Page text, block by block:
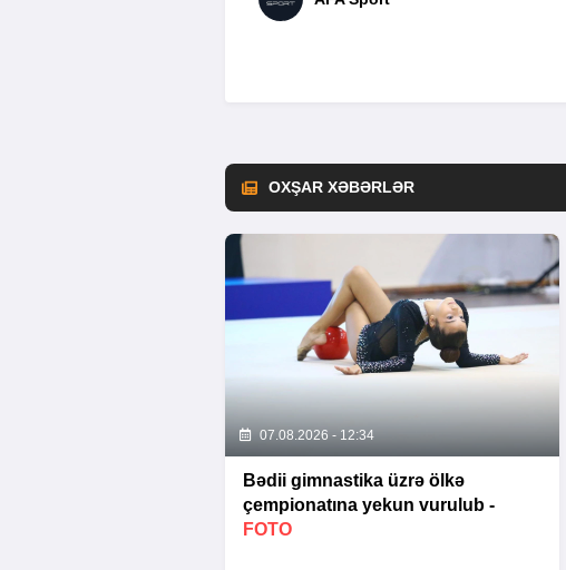
OXŞAR XƏBƏRLƏR
07.08.2026 - 12:34
Bədii gimnastika üzrə ölkə
çempionatına yekun vurulub -
FOTO